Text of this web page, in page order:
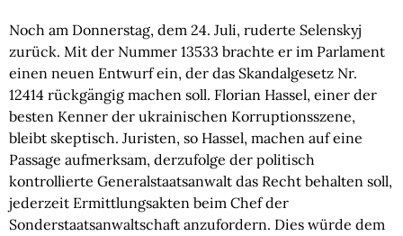
Noch am Donnerstag, dem 24. Juli, ruderte Selenskyj
zurück. Mit der Nummer 13533 brachte er im Parlament
einen neuen Entwurf ein, der das Skandalgesetz Nr.
12414 rückgängig machen soll. Florian Hassel, einer der
besten Kenner der ukrainischen Korruptionsszene,
bleibt skeptisch. Juristen, so Hassel, machen auf eine
Passage aufmerksam, derzufolge der politisch
kontrollierte Generalstaatsanwalt das Recht behalten soll,
jederzeit Ermittlungsakten beim Chef der
Sonderstaatsanwaltschaft anzufordern. Dies würde dem